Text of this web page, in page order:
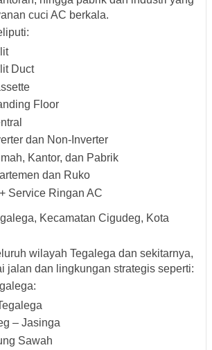
cuci AC berkala.
Duct
Floor
dan Non-Inverter
Kantor, dan Pabrik
dan Ruko
Service Ringan AC
Kecamatan Cigudeg, Kota
wilayah Tegalega dan sekitarnya,
jalan dan lingkungan strategis seperti:
– Jasinga
Sawah